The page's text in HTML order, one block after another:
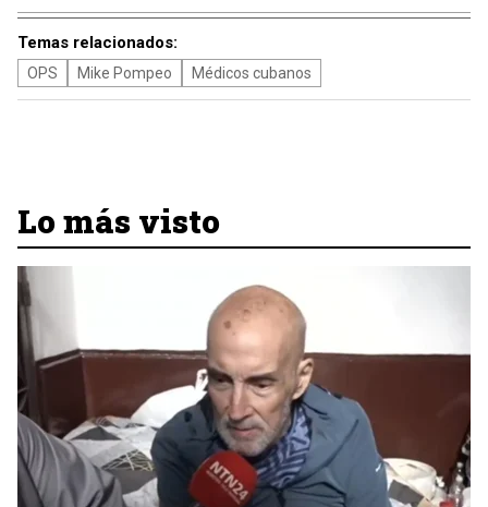
Temas relacionados:
OPS Mike Pompeo Médicos cubanos
Lo más visto